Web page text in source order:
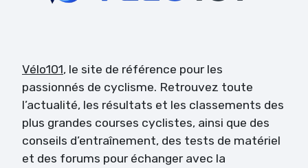
Vélo101, le site de référence pour les
passionnés de cyclisme. Retrouvez toute
l’actualité, les résultats et les classements des
plus grandes courses cyclistes, ainsi que des
conseils d’entraînement, des tests de matériel
et des forums pour échanger avec la